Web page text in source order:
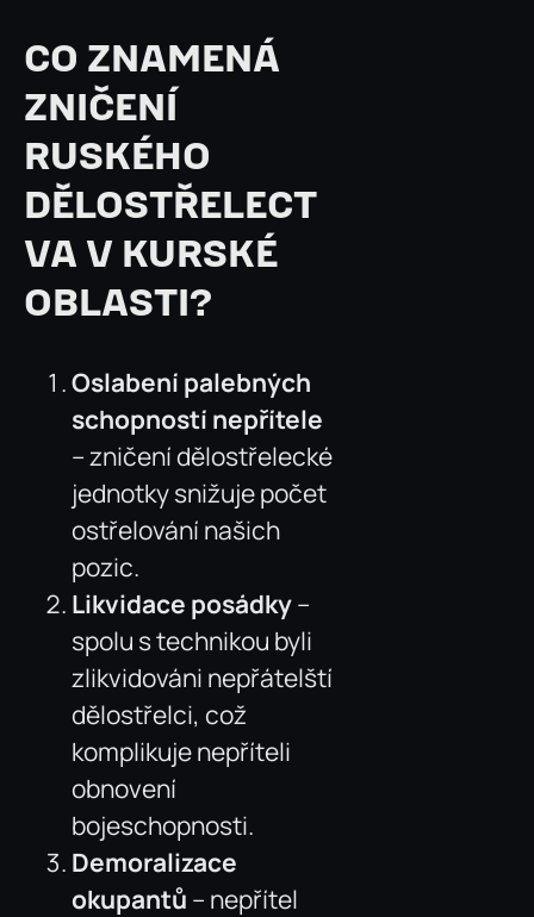
CO ZNAMENÁ
ZNIČENÍ
RUSKÉHO
DĚLOSTŘELECT
VA V KURSKÉ
OBLASTI?
Oslabení palebných
schopností nepřítele
– zničení dělostřelecké
jednotky snižuje počet
ostřelování našich
pozic.
Likvidace posádky–
spolu s technikou byli
zlikvidováni nepřátelští
dělostřelci, což
komplikuje nepříteli
obnovení
bojeschopnosti.
Demoralizace
okupantů – nepřítel